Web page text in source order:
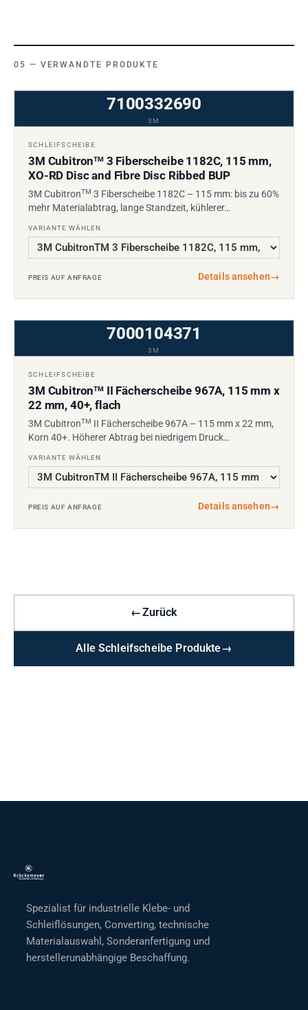
VERWANDTE PRODUKTE
7100332690
3M
SCHLEIFSCHEIBE
3M CubitronTM3 Fiberscheibe 1182C, 115 mm,
XO-RD Disc and Fibre Disc Ribbed BUP
3M CubitronTM 3 Fiberscheibe 1182C – 115 mm: bis zu 60%
mehr Materialabtrag, lange Standzeit, kühlerer…
VARIANTE WÄHLEN
PREIS AUF ANFRAGE Details ansehen→
7000104371
3M
SCHLEIFSCHEIBE
3M CubitronTMII Fächerscheibe 967A, 115 mm x
22 mm, 40+, flach
3M CubitronTM II Fächerscheibe 967A – 115 mm x 22 mm,
Korn 40+. Höherer Abtrag bei niedrigem Druck…
VARIANTE WÄHLEN
PREIS AUF ANFRAGE Details ansehen→
←Zurück
Alle Schleifscheibe Produkte→
Spezialist für industrielle Klebe- und
Schleiflösungen, Converting, technische
Materialauswahl, Sonderanfertigung und
herstellerunabhängige Beschaffung.